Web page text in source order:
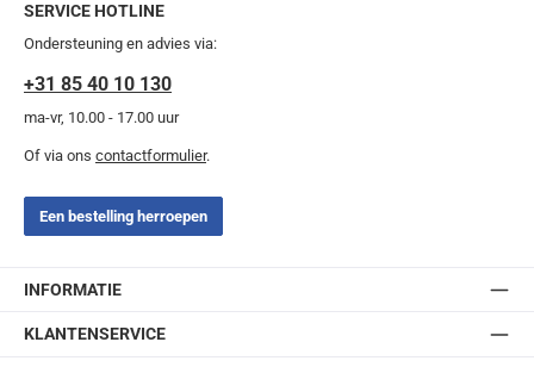
SERVICE HOTLINE
Ondersteuning en advies via:
+31 85 40 10 130
ma-vr, 10.00 - 17.00 uur
Of via ons contactformulier.
Een bestelling herroepen
INFORMATIE
KLANTENSERVICE